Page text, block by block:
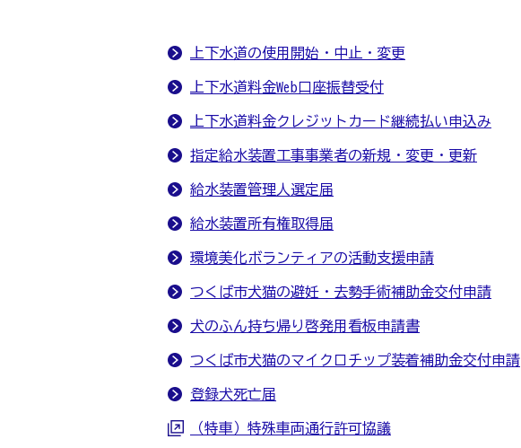
上下水道の使用開始・中止・変更
上下水道料金Web口座振替受付
上下水道料金クレジットカード継続払い申込み
指定給水装置工事事業者の新規・変更・更新
給水装置管理人選定届
給水装置所有権取得届
環境美化ボランティアの活動支援申請
つくば市犬猫の避妊・去勢手術補助金交付申請
犬のふん持ち帰り啓発用看板申請書
つくば市犬猫のマイクロチップ装着補助金交付申請
登録犬死亡届
（特車）特殊車両通行許可協議